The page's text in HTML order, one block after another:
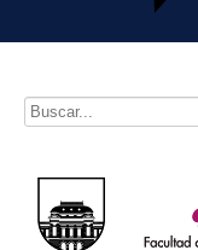
Buscar...